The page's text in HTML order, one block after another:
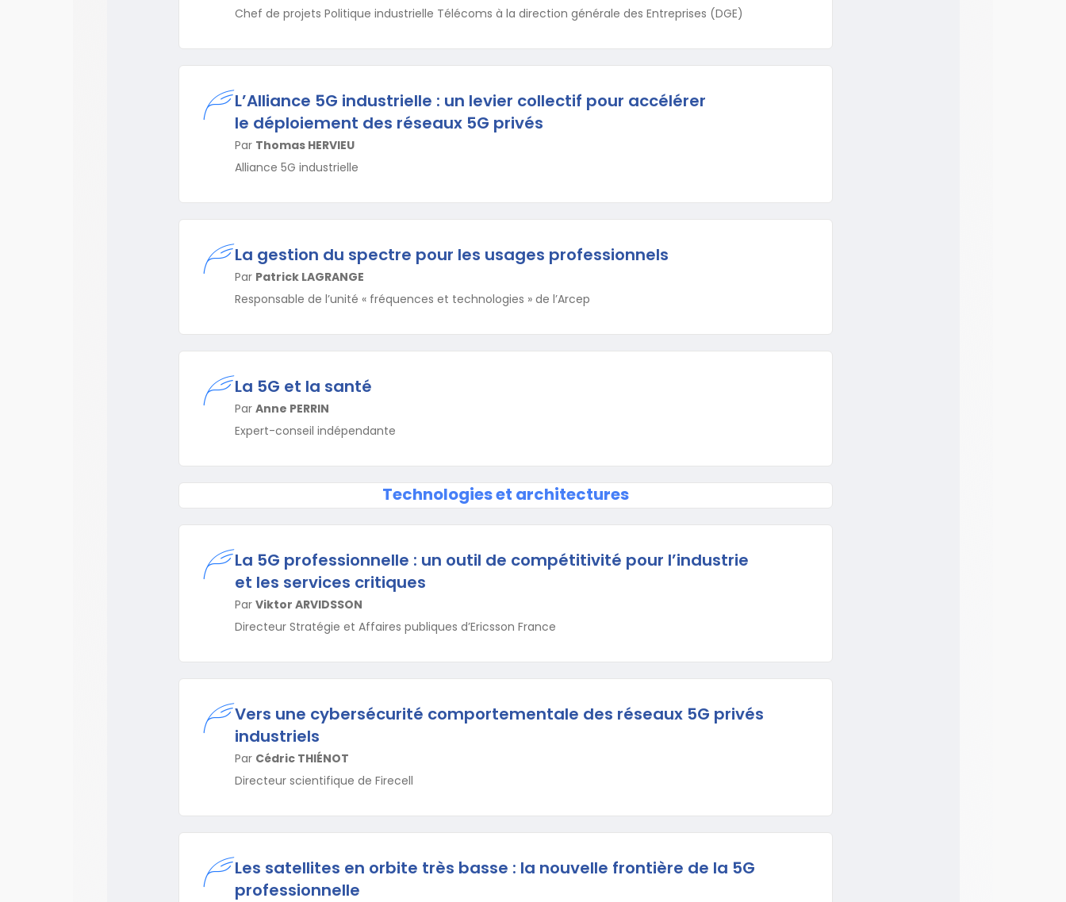
Chef de projets Politique industrielle Télécoms à la direction générale des Entreprises (DGE)
L’Alliance 5G industrielle : un levier collectif pour accélérer
le déploiement des réseaux 5G privés
Par Thomas HERVIEU
Alliance 5G industrielle
La gestion du spectre pour les usages professionnels
Par Patrick LAGRANGE
Responsable de l’unité « fréquences et technologies » de l’Arcep
La 5G et la santé
Par Anne PERRIN
Expert-conseil indépendante
Technologies et architectures
La 5G professionnelle : un outil de compétitivité pour l’industrie
et les services critiques
Par Viktor ARVIDSSON
Directeur Stratégie et Affaires publiques d’Ericsson France
Vers une cybersécurité comportementale des réseaux 5G privés
industriels
Par Cédric THIÉNOT
Directeur scientifique de Firecell
Les satellites en orbite très basse : la nouvelle frontière de la 5G
professionnelle